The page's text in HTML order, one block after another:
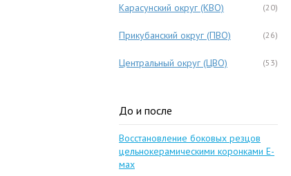
(20)
Карасунский округ (КВО)
(26)
Прикубанский округ (ПВО)
(53)
Центральный округ (ЦВО)
До и после
Восстановление боковых резцов
цельнокерамическими коронками Е-
мах